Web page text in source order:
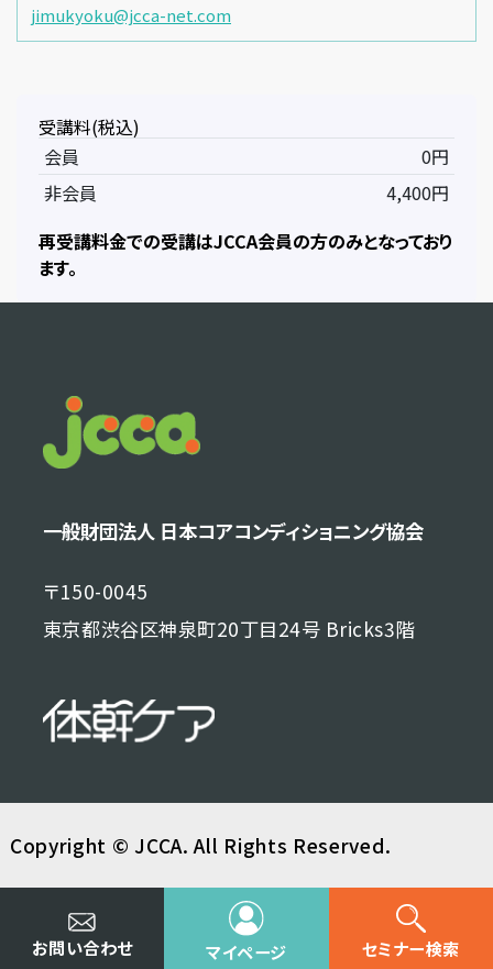
jimukyoku@jcca-net.com
受講料(税込)
会員
0円
非会員
4,400円
再受講料金での受講はJCCA会員の方のみとなっており
ます。
一般財団法人 日本コアコンディショニング協会
〒150-0045
東京都渋谷区神泉町20丁目24号 Bricks3階
Copyright © JCCA. All Rights Reserved.
お問い合わせ マイページ セミナー検索